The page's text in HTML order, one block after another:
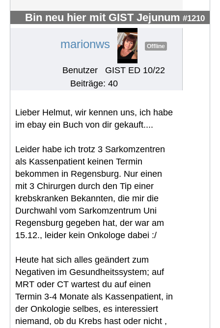
Bin neu hier mit GIST Jejunum #1210
marionws Offline
Benutzer
GIST ED 10/22
Beiträge: 40
Lieber Helmut, wir kennen uns, ich habe
im ebay ein Buch von dir gekauft....
Leider habe ich trotz 3 Sarkomzentren
als Kassenpatient keinen Termin
bekommen in Regensburg. Nur einen
mit 3 Chirurgen durch den Tip einer
krebskranken Bekannten, die mir die
Durchwahl vom Sarkomzentrum Uni
Regensburg gegeben hat, der war am
15.12., leider kein Onkologe dabei :/
Heute hat sich alles geändert zum
Negativen im Gesundheitssystem; auf
MRT oder CT wartest du auf einen
Termin 3-4 Monate als Kassenpatient, in
der Onkologie selbes, es interessiert
niemand, ob du Krebs hast oder nicht ,